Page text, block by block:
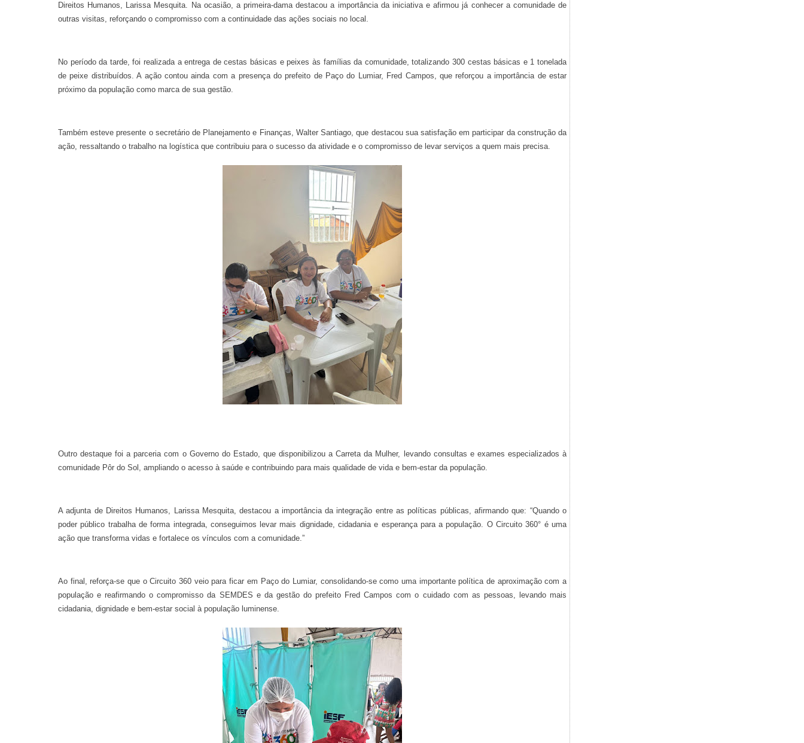
Direitos Humanos, Larissa Mesquita. Na ocasião, a primeira-dama destacou a importância da iniciativa e afirmou já conhecer a comunidade de
outras visitas, reforçando o compromisso com a continuidade das ações sociais no local.
No período da tarde, foi realizada a entrega de cestas básicas e peixes às famílias da comunidade, totalizando 300 cestas básicas e 1 tonelada
de peixe distribuídos. A ação contou ainda com a presença do prefeito de Paço do Lumiar, Fred Campos, que reforçou a importância de estar
próximo da população como marca de sua gestão.
Também esteve presente o secretário de Planejamento e Finanças, Walter Santiago, que destacou sua satisfação em participar da construção da
ação, ressaltando o trabalho na logística que contribuiu para o sucesso da atividade e o compromisso de levar serviços a quem mais precisa.
Outro destaque foi a parceria com o Governo do Estado, que disponibilizou a Carreta da Mulher, levando consultas e exames especializados à
comunidade Pôr do Sol, ampliando o acesso à saúde e contribuindo para mais qualidade de vida e bem-estar da população.
A adjunta de Direitos Humanos, Larissa Mesquita, destacou a importância da integração entre as políticas públicas, afirmando que: “Quando o
poder público trabalha de forma integrada, conseguimos levar mais dignidade, cidadania e esperança para a população. O Circuito 360° é uma
ação que transforma vidas e fortalece os vínculos com a comunidade.”
Ao final, reforça-se que o Circuito 360 veio para ficar em Paço do Lumiar, consolidando-se como uma importante política de aproximação com a
população e reafirmando o compromisso da SEMDES e da gestão do prefeito Fred Campos com o cuidado com as pessoas, levando mais
cidadania, dignidade e bem-estar social à população luminense.